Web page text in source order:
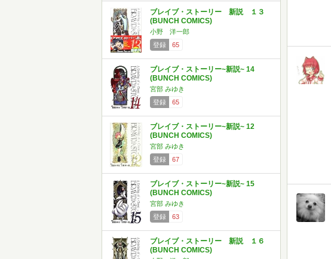
ブレイブ・ストーリー 新説 １３
(BUNCH COMICS)
小野 洋一郎
登録
65
ブレイブ・ストーリー~新説~ 14
(BUNCH COMICS)
宮部 みゆき
登録
65
ブレイブ・ストーリー~新説~ 12
(BUNCH COMICS)
宮部 みゆき
登録
67
ブレイブ・ストーリー~新説~ 15
(BUNCH COMICS)
宮部 みゆき
登録
63
ブレイブ・ストーリー 新説 １６
(BUNCH COMICS)